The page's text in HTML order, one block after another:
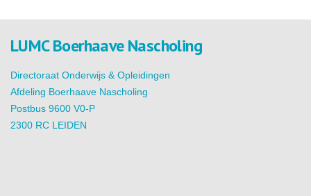
LUMC Boerhaave Nascholing
Directoraat Onderwijs & Opleidingen
Afdeling Boerhaave Nascholing
Postbus 9600 V0-P
2300 RC LEIDEN